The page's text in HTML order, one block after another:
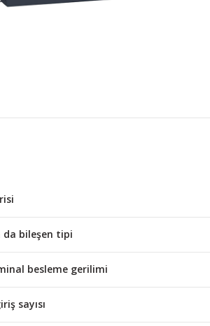
da bileşen tipi
besleme gerilimi
sayısı